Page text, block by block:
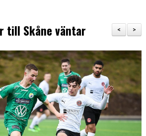
>
<
till Skåne väntar